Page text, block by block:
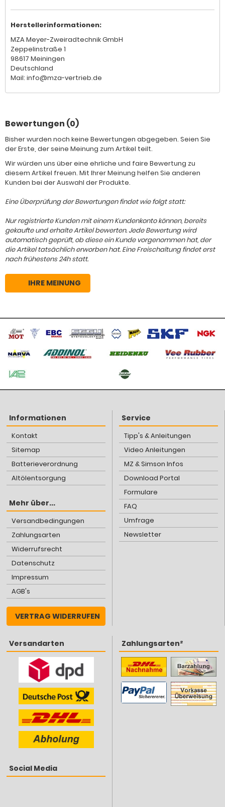
Herstellerinformationen:
MZA Meyer-Zweiradtechnik GmbH
Zeppelinstraße 1
98617 Meiningen
Deutschland
Mail: info@mza-vertrieb.de
Bewertungen (0)
Bisher wurden noch keine Bewertungen abgegeben. Seien Sie
der Erste, der seine Meinung zum Artikel teilt.
Wir würden uns über eine ehrliche und faire Bewertung zu
diesem Artikel freuen. Mit Ihrer Meinung helfen Sie anderen
Kunden bei der Auswahl der Produkte.
Eine Überprüfung der Bewertungen findet wie folgt statt:
Nur registrierte Kunden mit einem Kundenkonto können, bereits
gekaufte und erhalte Artikel bewerten. Jede Bewertung wird
automatisch geprüft, ob diese ein Kunde vorgenommen hat, der
die Artikel tatsächlich erworben hat. Eine Freischaltung findet erst
nach frühestens 24h statt.
IHRE MEINUNG
Informationen
Kontakt
Sitemap
Batterieverordnung
Altölentsorgung
Mehr über...
Versandbedingungen
Zahlungsarten
Widerrufsrecht
Datenschutz
Impressum
AGB's
VERTRAG WIDERRUFEN
Service
Tipp's & Anleitungen
Video Anleitungen
MZ & Simson Infos
Download Portal
Formulare
FAQ
Umfrage
Newsletter
Versandarten
Social Media
Zahlungsarten²